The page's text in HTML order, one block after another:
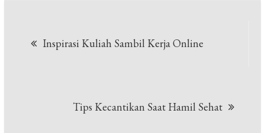
pos
Inspirasi Kuliah Sambil Kerja Online
Tips Kecantikan Saat Hamil Sehat